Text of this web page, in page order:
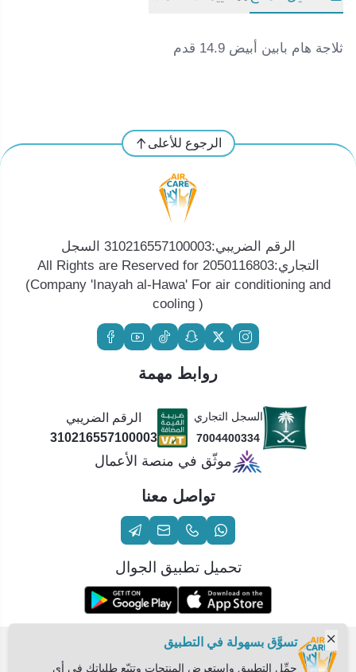
ثلاجة هام بابين أبيض 14.9 قدم
الرجوع للأعلى
الرقم الضريبي:310216557100003 السجل
التجاري:2050116803 All Rights are Reserved for
(Company 'Inayah al-Hawa' For air conditioning and
cooling )
روابط مهمة
السجل التجاري
7004400334
الرقم الضريبي
310216557100003
موثّق في منصة الأعمال
تواصل معنا
تحميل تطبيق الجوال
الحقوق محفوظة | 2026 عناية الهواء | شريك سكني الاستراتيجيتسوَّق بسهولة في التطبيق
حمِّل التطبيق واستعرض المنتجات وتتبّع طلباتك في أي